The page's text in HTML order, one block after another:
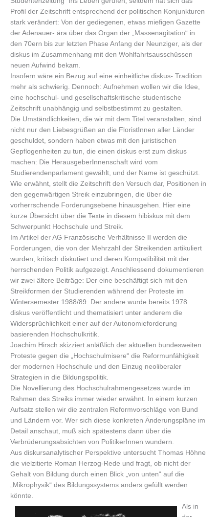
Profil der Zeitschrift entsprechend der politischen Konjunkturen
stark verändert: Von der gediegenen, etwas miefigen Gazette
der Adenauer- ära über das Organ der „Massenagitation“ in
den 70ern bis zur letzten Phase Anfang der Neunziger, als der
diskus im Zusammenhang mit den Wohlfahrtsausschüssen
neuen Aufwind bekam.
Insofern wäre ein Bezug auf eine einheitliche diskus- Tradition
mehr als schwierig. Dennoch: Aufnehmen wollen wir die Idee,
eine hochschul- und gesellschaftskritische studentische
Zeitschrift unabhängig und selbstbestimmt zu gestalten.
Die Umständlichkeiten, die wir mit dem Titel veranstalten, sind
nicht nur den Liebesgrüßen an die FloristInnen aller Länder
geschuldet, sondern haben etwas mit den juristischen
Gepflogenheiten zu tun, die einen diskus erst zum diskus
machen: Die HerausgeberInnenschaft wird vom
Studierendenparlament gewählt, und der Name ist geschützt.
Wie erwähnt, stellt die Zeitschrift den Versuch dar, Positionen in
den gegenwärtigen Streik einzubringen, die über die
vorherrschende Forderungsebene hinausgehen. Hier eine
kurze Übersicht über die Texte in diesem hibiskus mit dem
Schwerpunkt Hochschule und Streik.
Im Artikel der AG Französische Verhältnisse II werden die
Forderungen, die von der Mehrzahl der Streikenden artikuliert
wurden, kritisch diskutiert und deren Kompatibilität mit der
herrschenden Politik aufgezeigt. Anschliessend dokumentieren
wir zwei ältere Beiträge: Der eine beschäftigt sich mit den
Streikformen der Studierenden während der Proteste im
Wintersemester 1988/89. Der andere wurde bereits 1978
diskus veröffentlicht und thematisiert unter anderem die
Widersprüchlichkeit einer auf der Autonomieforderung
basierenden Hochschulkritik.
Joachim Hirsch skizziert anläßlich der aktuellen bundesweiten
Proteste gegen die „Hochschulmisere“ die Reformunfähigkeit
der modernen Hochschule und den Einzug neoliberaler
Strategien in die Bildungspolitik.
Die Novellierung des Hochschulrahmengesetzes wurde im
Rahmen des Streiks immer wieder erwähnt. In einem kurzen
Aufsatz stellen wir die zentralen Reformvorschläge von Bund
und Ländern vor. Wer sich diese konkreten Änderungspläne im
Detail anschaut, muß sich spätestens dann über die
Verbrüderungsabsichten von PolitikerInnen wundern.
Aus diskursanalytischer Perspektive untersucht Thomas Höhne
die vielzitierte Roman Herzog-Rede und fragt, ob nicht der
Gehalt von Bildung durch einen Blick „von unten“ auf die
„Mikrophysik“ des Bildungssystems anders gefüllt werden
könnte.
Als in